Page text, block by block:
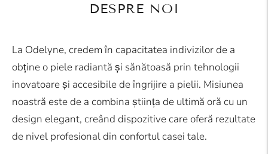
DESPRE NOI
La Odelyne, credem în capacitatea indivizilor de a
obține o piele radiantă și sănătoasă prin tehnologii
inovatoare și accesibile de îngrijire a pielii. Misiunea
noastră este de a combina știința de ultimă oră cu un
design elegant, creând dispozitive care oferă rezultate
de nivel profesional din confortul casei tale.